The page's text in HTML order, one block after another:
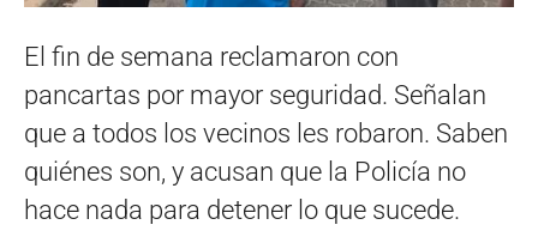
El fin de semana reclamaron con
pancartas por mayor seguridad. Señalan
que a todos los vecinos les robaron. Saben
quiénes son, y acusan que la Policía no
hace nada para detener lo que sucede.